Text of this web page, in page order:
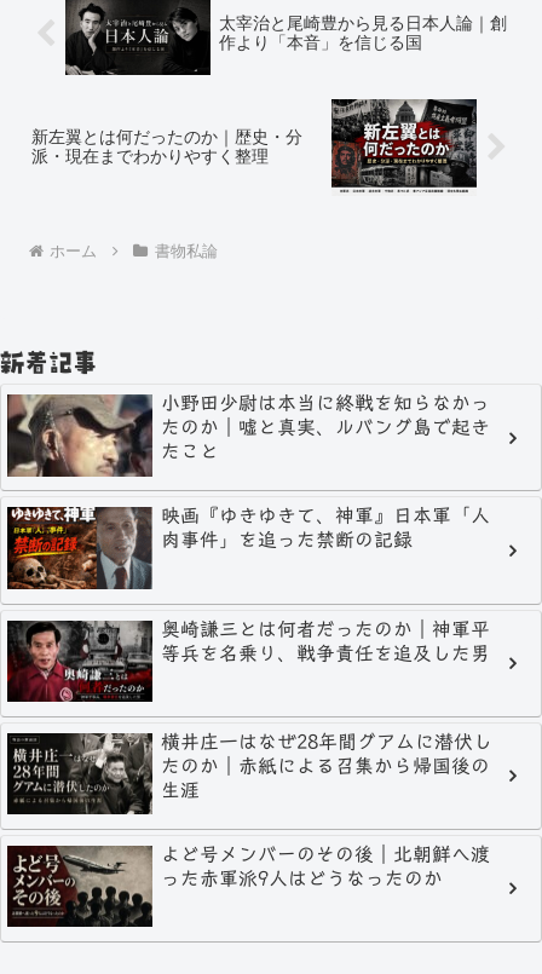
太宰治と尾崎豊から見る日本人論｜創
作より「本音」を信じる国
新左翼とは何だったのか｜歴史・分
派・現在までわかりやすく整理
ホーム 書物私論
新着記事
小野田少尉は本当に終戦を知らなかっ
たのか｜嘘と真実、ルバング島で起き
たこと
映画『ゆきゆきて、神軍』日本軍「人
肉事件」を追った禁断の記録
奥崎謙三とは何者だったのか｜神軍平
等兵を名乗り、戦争責任を追及した男
横井庄一はなぜ28年間グアムに潜伏し
たのか｜赤紙による召集から帰国後の
生涯
よど号メンバーのその後｜北朝鮮へ渡
った赤軍派9人はどうなったのか